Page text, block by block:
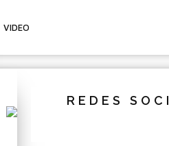
VIDEO
REDES